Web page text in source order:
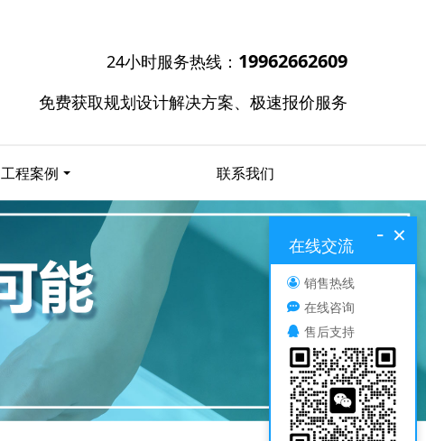
24小时服务热线： 19962662609
免费获取规划设计解决方案、极速报价服务
工程案例 联系我们
×
-
在线交流
销售热线
在线咨询
售后支持